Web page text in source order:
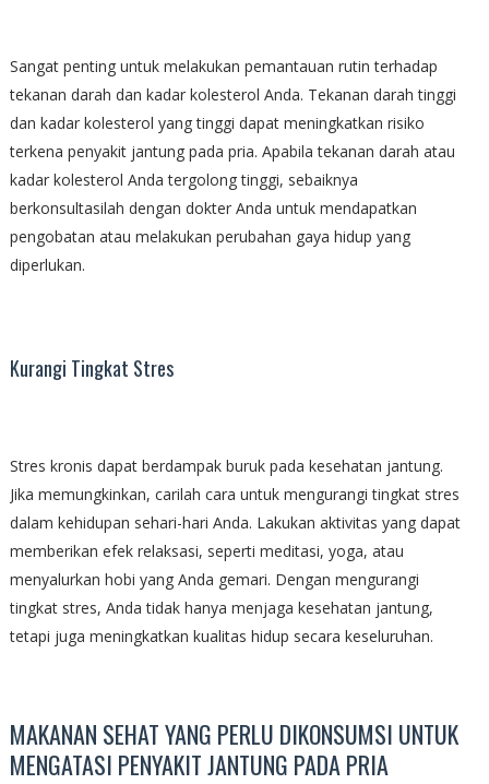
Sangat penting untuk melakukan pemantauan rutin terhadap
tekanan darah dan kadar kolesterol Anda. Tekanan darah tinggi
dan kadar kolesterol yang tinggi dapat meningkatkan risiko
terkena penyakit jantung pada pria. Apabila tekanan darah atau
kadar kolesterol Anda tergolong tinggi, sebaiknya
berkonsultasilah dengan dokter Anda untuk mendapatkan
pengobatan atau melakukan perubahan gaya hidup yang
diperlukan.
Kurangi Tingkat Stres
Stres kronis dapat berdampak buruk pada kesehatan jantung.
Jika memungkinkan, carilah cara untuk mengurangi tingkat stres
dalam kehidupan sehari-hari Anda. Lakukan aktivitas yang dapat
memberikan efek relaksasi, seperti meditasi, yoga, atau
menyalurkan hobi yang Anda gemari. Dengan mengurangi
tingkat stres, Anda tidak hanya menjaga kesehatan jantung,
tetapi juga meningkatkan kualitas hidup secara keseluruhan.
MAKANAN SEHAT YANG PERLU DIKONSUMSI UNTUK
MENGATASI PENYAKIT JANTUNG PADA PRIA